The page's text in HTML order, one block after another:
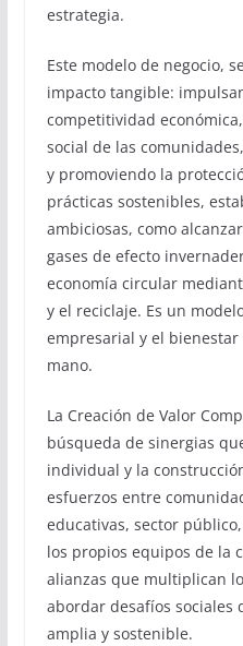
estrategia.
Este modelo de negocio,
impacto tangible:
competitividad
social de las
y promoviendo la
prácticas sostenibles,
ambiciosas, como
gases de efecto
economía circular
y el reciclaje. Es un
empresarial y el
mano.
La Creación de Valor
búsqueda de sinergias
individual y la
esfuerzos entre
educativas, sector
los propios equipos de la
alianzas que multiplican
abordar desafíos sociales
amplia y sostenible.